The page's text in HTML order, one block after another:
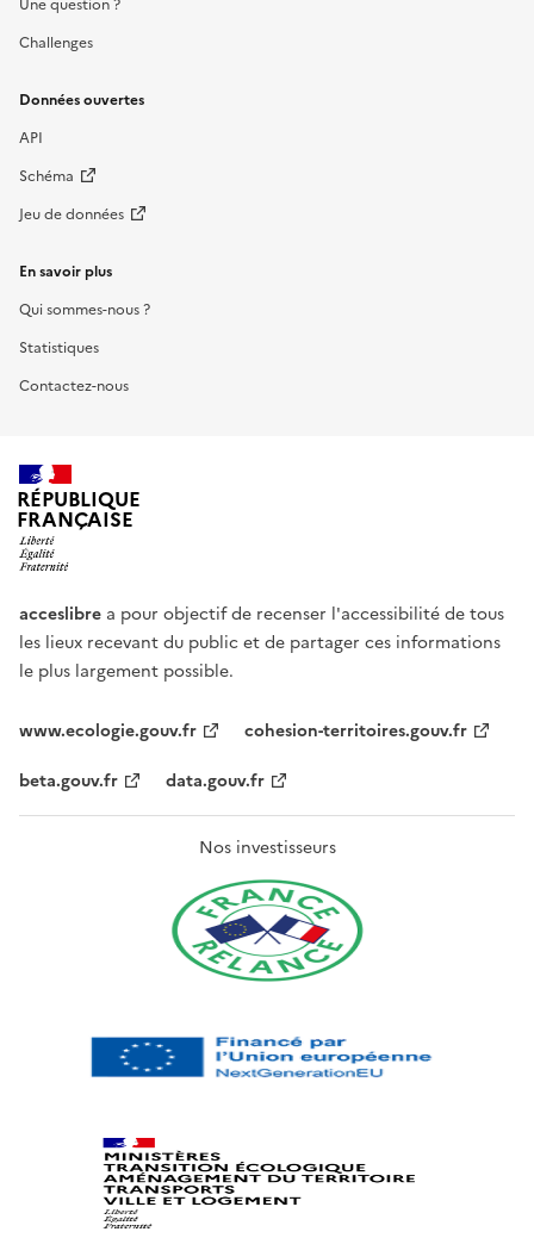
Challenges
Données ouvertes
API
Schéma
Jeu de données
En savoir plus
Qui sommes-nous ?
Statistiques
Contactez-nous
RÉPUBLIQUE
FRANÇAISE
acceslibre a pour objectif de recenser l'accessibilité de tous
les lieux recevant du public et de partager ces informations
le plus largement possible.
www.ecologie.gouv.fr
cohesion-territoires.gouv.fr
beta.gouv.fr
data.gouv.fr
Nos investisseurs